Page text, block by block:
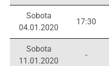
Sobota
04.01.2020
17:30
Sobota
11.01.2020
-